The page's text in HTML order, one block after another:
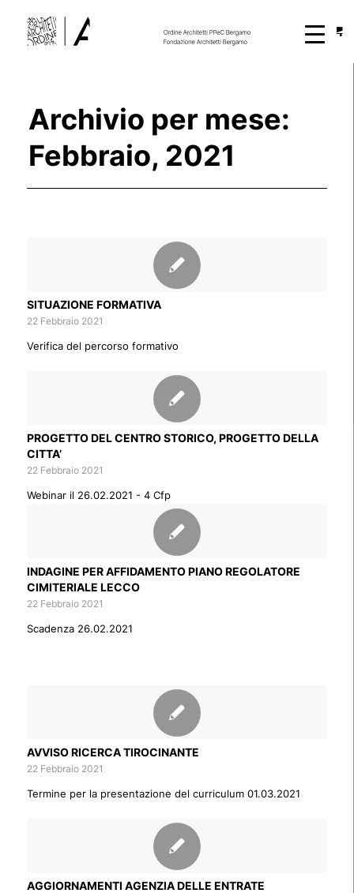
Archivio per mese:
Febbraio, 2021
SITUAZIONE FORMATIVA
22 Febbraio 2021
Verifica del percorso formativo
PROGETTO DEL CENTRO STORICO, PROGETTO DELLA
CITTA’
22 Febbraio 2021
Webinar il 26.02.2021 - 4 Cfp
INDAGINE PER AFFIDAMENTO PIANO REGOLATORE
CIMITERIALE LECCO
22 Febbraio 2021
Scadenza 26.02.2021
AVVISO RICERCA TIROCINANTE
22 Febbraio 2021
Termine per la presentazione del curriculum 01.03.2021
AGGIORNAMENTI AGENZIA DELLE ENTRATE